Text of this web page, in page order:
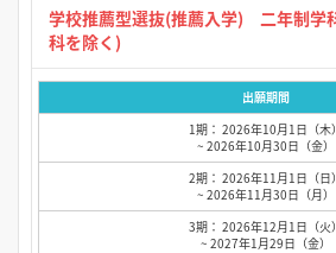
学校推薦型選抜(推薦入学) 二年制学
出願期間
1期： 2026年10月1日（木）
~ 2026年10月30日（金）
2期： 2026年11月1日（日）
~ 2026年11月30日（月）
3期： 2026年12月1日（火）
~ 2027年1月29日（金）